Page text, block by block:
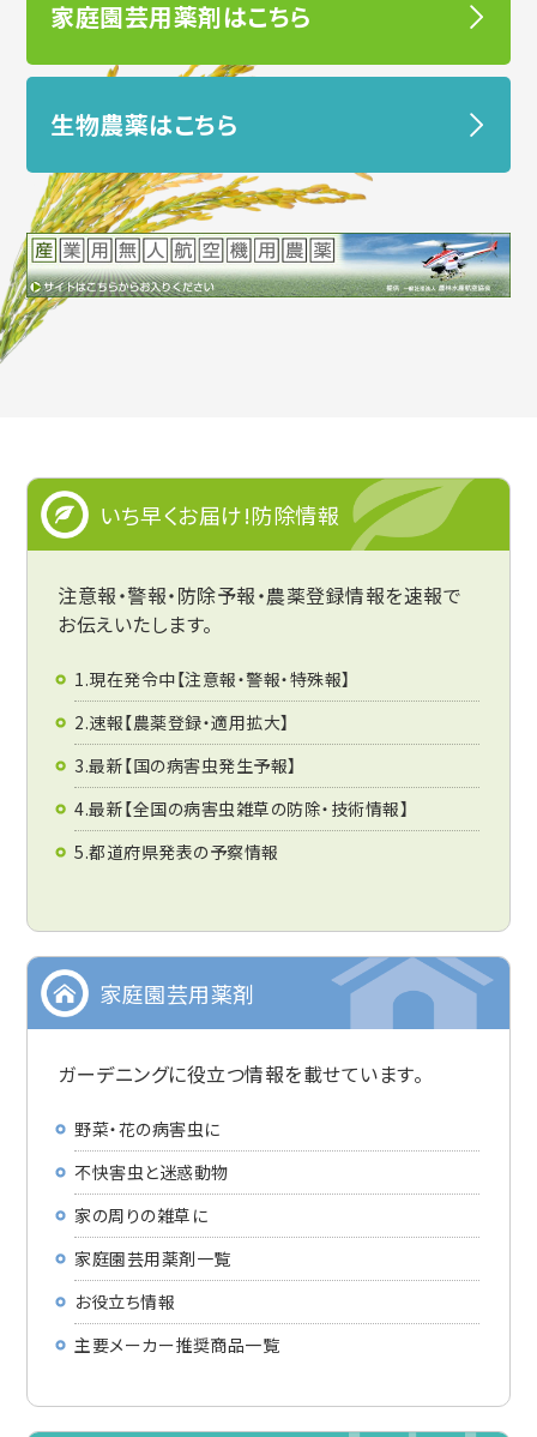
家庭園芸用薬剤はこちら
生物農薬はこちら
いち早くお届け!防除情報
注意報・警報・防除予報・農薬登録情報を速報で
お伝えいたします。
1.現在発令中【注意報・警報・特殊報】
2.速報【農薬登録・適用拡大】
3.最新【国の病害虫発生予報】
4.最新【全国の病害虫雑草の防除・技術情報】
5.都道府県発表の予察情報
家庭園芸用薬剤
ガーデニングに役立つ情報を載せています。
野菜・花の病害虫に
不快害虫と迷惑動物
家の周りの雑草に
家庭園芸用薬剤一覧
お役立ち情報
主要メーカー推奨商品一覧